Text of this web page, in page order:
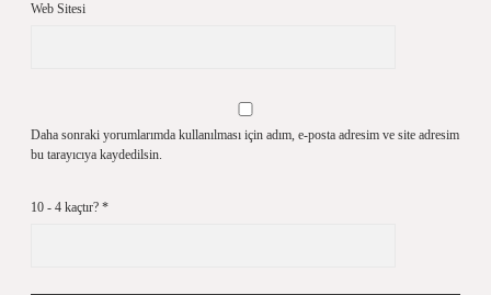
Web Sitesi
Daha sonraki yorumlarımda kullanılması için adım, e-posta adresim ve site adresim
bu tarayıcıya kaydedilsin.
10 - 4 kaçtır? *